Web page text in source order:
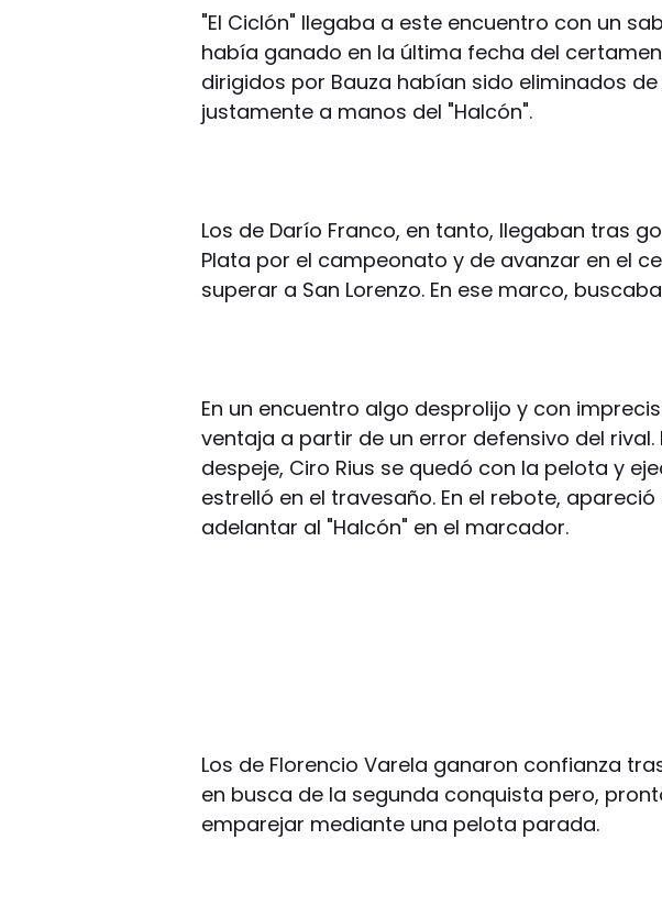
"El Ciclón" llegaba a este encuentro con un
había ganado en la última fecha del
dirigidos por Bauza habían sido eliminados
justamente a manos del "Halcón".
Los de Darío Franco, en tanto, llegaban tras
Plata por el campeonato y de avanzar en el
superar a San Lorenzo. En ese marco,
En un encuentro algo desprolijo y con
ventaja a partir de un error defensivo del rival.
despeje, Ciro Rius se quedó con la pelota y
estrelló en el travesaño. En el rebote,
adelantar al "Halcón" en el marcador.
Los de Florencio Varela ganaron confianza
en busca de la segunda conquista pero,
emparejar mediante una pelota parada.